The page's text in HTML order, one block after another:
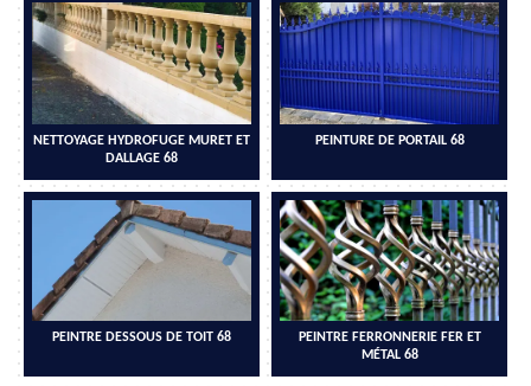
NETTOYAGE HYDROFUGE MURET ET
DALLAGE 68
PEINTURE DE PORTAIL 68
PEINTRE DESSOUS DE TOIT 68
PEINTRE FERRONNERIE FER ET
MÉTAL 68